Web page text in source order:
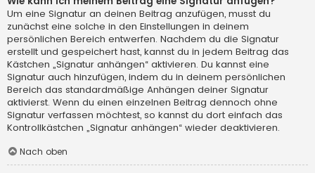
Um eine Signatur an deinen Beitrag anzufügen, musst du
zunächst eine solche in den Einstellungen in deinem
persönlichen Bereich entwerfen. Nachdem du die Signatur
erstellt und gespeichert hast, kannst du in jedem Beitrag das
Kästchen „Signatur anhängen“ aktivieren. Du kannst eine
Signatur auch hinzufügen, indem du in deinem persönlichen
Bereich das standardmäßige Anhängen deiner Signatur
aktivierst. Wenn du einen einzelnen Beitrag dennoch ohne
Signatur verfassen möchtest, so kannst du dort einfach das
Kontrollkästchen „Signatur anhängen“ wieder deaktivieren.
Nach oben